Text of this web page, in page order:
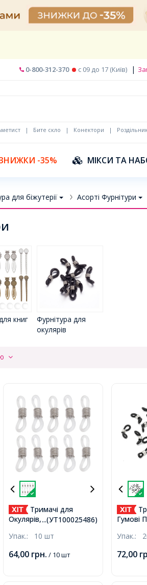
0-800-312-370 c 09 до 17 (Київ) |
| Бите скло | Конектори |
-35% МІКСИ ТА
для біжутерії Асорті Фурнітури
книг
Фурнітура для
окулярів
...(УТ100025486)
Тримачі для
Окулярів, Силіконові
Платина, 24х7х5мм,
Упак.: 10 шт
64,00 грн. / 10 шт
Гумові
Упак.:
72,00